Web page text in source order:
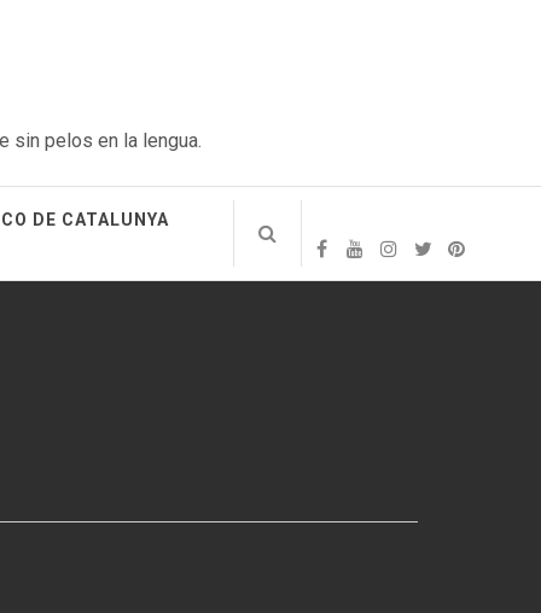
sin pelos en la lengua.
DE CATALUNYA